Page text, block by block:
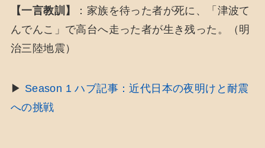
【一言教訓】
：家族を待った者が死に、「津波て
んでんこ」で高台へ走った者が生き残った。（明
治三陸地震）
▶ Season 1 ハブ記事：近代日本の夜明けと耐震
への挑戦